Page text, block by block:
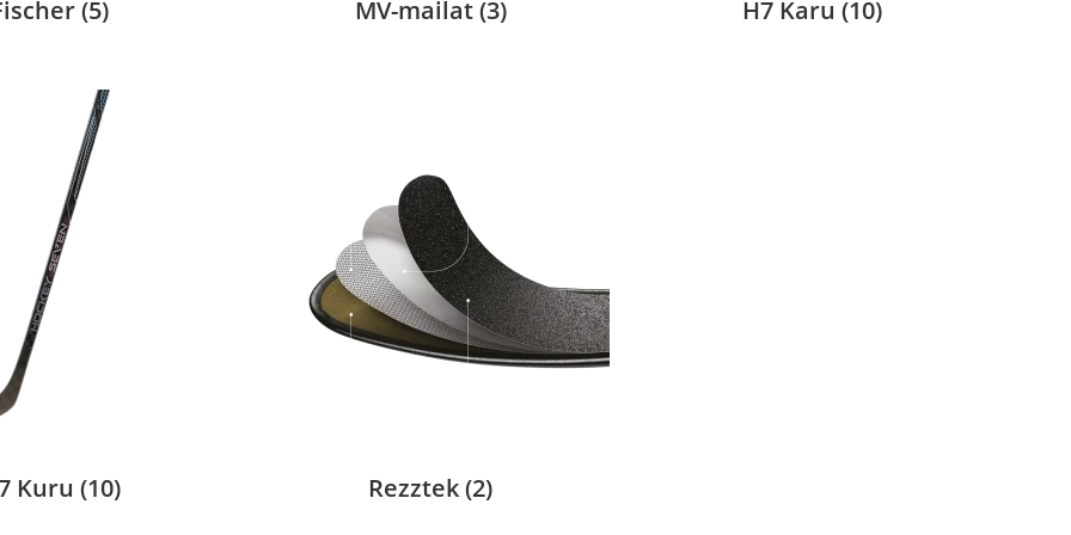
(5) MV-mailat(3) H7 Karu (10)
Kuru (10) Rezztek(2)